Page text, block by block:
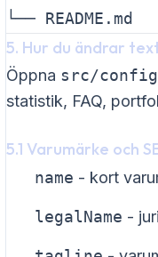
5. Hur du ändrar
Öppna src/
statistik, FAQ,
5.1 Varumärke och
name - kort
legalName -